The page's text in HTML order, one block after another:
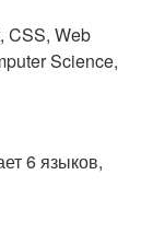
CSS, Web
Science,
6 языков,